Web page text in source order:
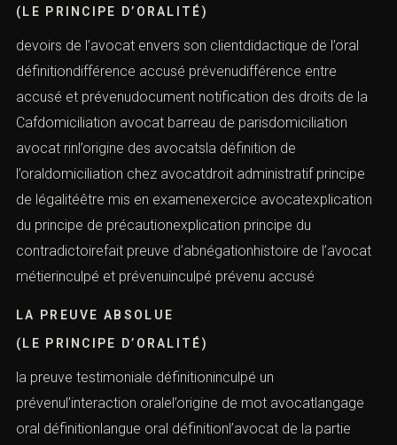
(LE PRINCIPE D’ORALITÉ)
devoirs de l’avocat envers son clientdidactique de l’oral
définitiondifférence accusé prévenudifférence entre
accusé et prévenudocument notification des droits de la
Cafdomiciliation avocat barreau de parisdomiciliation
avocat rinl’origine des avocatsla définition de
l’oraldomiciliation chez avocatdroit administratif principe
de légalitéêtre mis en examenexercice avocatexplication
du principe de précautionexplication principe du
contradictoirefait preuve d’abnégationhistoire de l’avocat
métierinculpé et prévenuinculpé prévenu accusé
LA PREUVE ABSOLUE
(LE PRINCIPE D’ORALITÉ)
la preuve testimoniale définitioninculpé un
prévenul’interaction oralel’origine de mot avocatlangage
oral définitionlangue oral définitionl’avocat de la partie